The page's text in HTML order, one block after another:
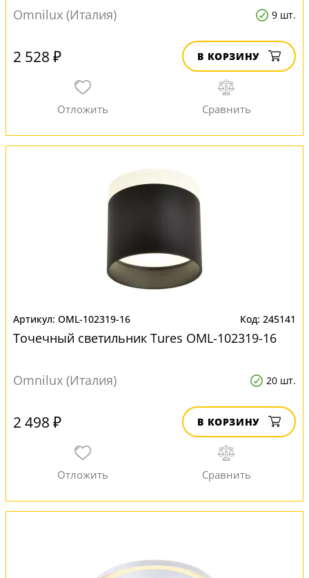
Omnilux (Италия) 9 шт.
2 528 ₽ В КОРЗИНУ
OML-102319-16 245141
Точечный светильник Tures OML-102319-16
Omnilux (Италия) 20 шт.
2 498 ₽ В КОРЗИНУ